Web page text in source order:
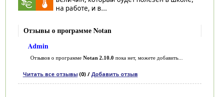
на работе, и в...
Отзывы о программе Notan
Admin
Отзывов о программе Notan 2.10.0 пока нет, можете добавить...
Читать все отзывы(0) / Добавить отзыв